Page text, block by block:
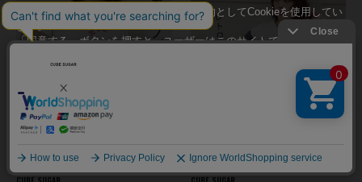
当サイトではユーザーの利便性向上を目的としてCookieを使用してい
ます。
「同意する」ボタンを押すと、ユーザーはこのサイトでのCookieの使
Cookieの使用に関する詳細は「
」をご覧ください。